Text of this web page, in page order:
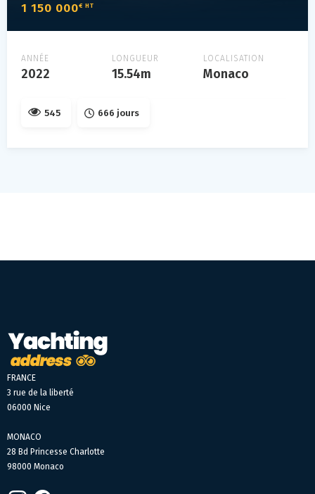
1 150 000€ HT
ANNÉE
2022
LONGUEUR
15.54m
LOCALISATION
Monaco
545 666 jours
FRANCE
3 rue de la liberté
06000 Nice
MONACO
28 Bd Princesse Charlotte
98000 Monaco